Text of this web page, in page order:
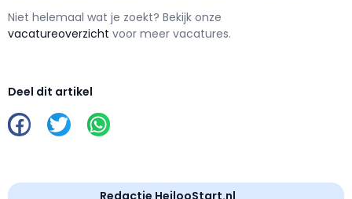
Niet helemaal wat je zoekt? Bekijk onze
vacatureoverzicht voor meer vacatures.
Deel dit artikel